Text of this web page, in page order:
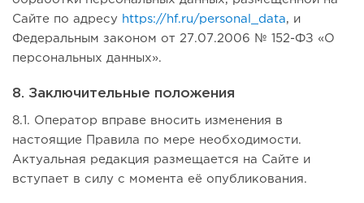
Сайте по адресу
https://hf.ru/personal_data, и
Федеральным законом от 27.07.2006 № 152-ФЗ «О
персональных данных».
8. Заключительные положения
8.1. Оператор вправе вносить изменения в
настоящие Правила по мере необходимости.
Актуальная редакция размещается на Сайте и
вступает в силу с момента её опубликования.